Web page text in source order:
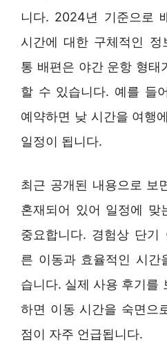
니다. 2024년 기준으로
시간에 대한 구체적인 정
통 배편은 야간 운항 형태
할 수 있습니다. 예를 들
예약하면 낮 시간을 여행
일정이 됩니다.
최근 공개된 내용으로 보
혼재되어 있어 일정에 맞
중요합니다. 경험상 단기
른 이동과 효율적인 시간
습니다. 실제 사용 후기를
하면 이동 시간을 숙면으
점이 자주 언급됩니다.